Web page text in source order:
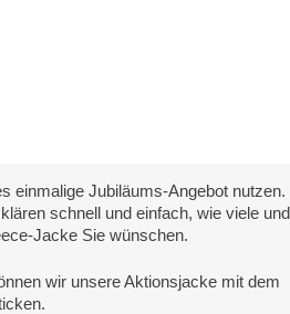
einmalige Jubiläums-Angebot nutzen.
schnell und einfach, wie viele und
Jacke Sie wünschen.
wir unsere Aktionsjacke mit dem